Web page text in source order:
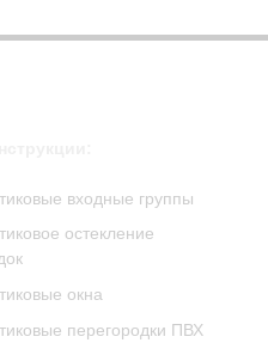
входные группы
остекление
окна
перегородки ПВХ